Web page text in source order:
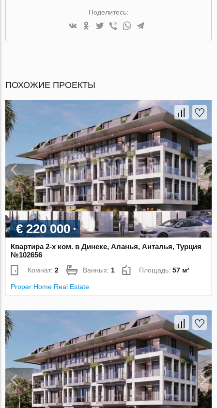
Поделитесь:
ПОХОЖИЕ ПРОЕКТЫ
€ 220 000
Квартира 2-х ком. в Динеке, Аланья, Анталья, Турция
№102656
Комнат:2 Ванных:1 Площадь:57 м²
Proper Home Real Estate